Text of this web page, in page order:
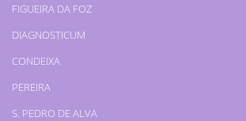
FIGUEIRA DA FOZ
DIAGNOSTICUM
CONDEIXA
PEREIRA
S. PEDRO DE ALVA